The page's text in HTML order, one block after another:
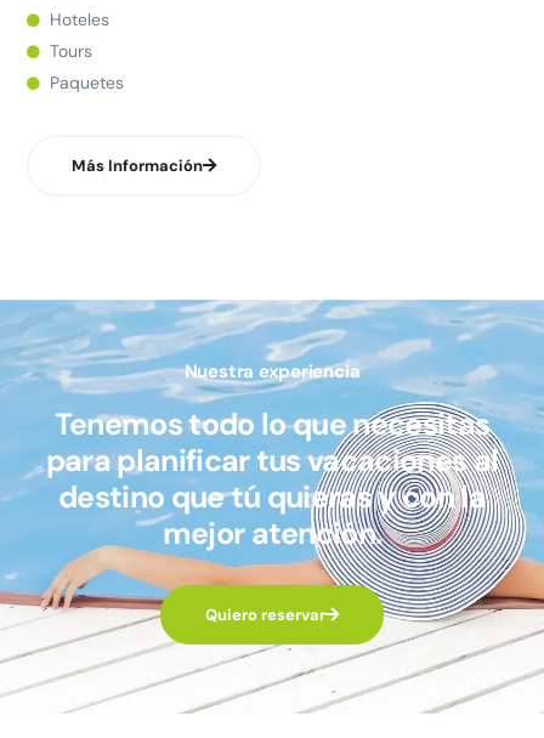
Hoteles
Tours
Paquetes
Más Información
Nuestra experiencia
Tenemos todo lo que necesitas
para planificar tus vacaciones al
destino que tú quieras y con la
mejor atención.
Quiero reservar